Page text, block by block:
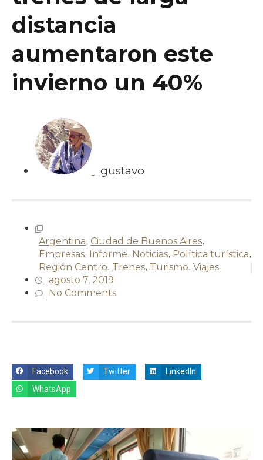
distancia
aumentaron este
invierno un 40%
gustavo
Argentina, Ciudad de Buenos Aires,
Empresas, Informe, Noticias, Política turística,
Región Centro, Trenes, Turismo, Viajes
agosto 7, 2019
No Comments
Facebook Twitter
LinkedIn
WhatsApp